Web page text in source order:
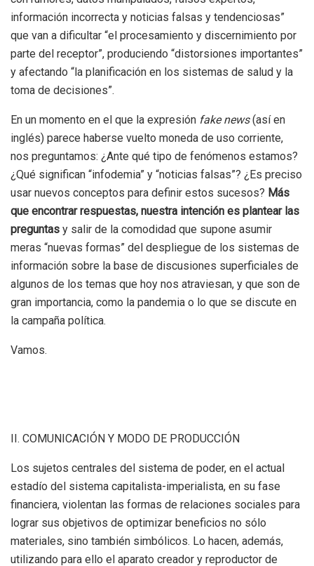
información incorrecta y noticias falsas y tendenciosas”
que van a dificultar “el procesamiento y discernimiento por
parte del receptor”, produciendo “distorsiones importantes”
y afectando “la planificación en los sistemas de salud y la
toma de decisiones”.
En un momento en el que la expresión fake news(así en
inglés) parece haberse vuelto moneda de uso corriente,
nos preguntamos: ¿Ante qué tipo de fenómenos estamos?
¿Qué significan “infodemia” y “noticias falsas”? ¿Es preciso
usar nuevos conceptos para definir estos sucesos? Más
que encontrar respuestas, nuestra intención es plantear las
preguntas y salir de la comodidad que supone asumir
meras “nuevas formas” del despliegue de los sistemas de
información sobre la base de discusiones superficiales de
algunos de los temas que hoy nos atraviesan, y que son de
gran importancia, como la pandemia o lo que se discute en
la campaña política.
Vamos.
II. COMUNICACIÓN Y MODO DE PRODUCCIÓN
Los sujetos centrales del sistema de poder, en el actual
estadío del sistema capitalista-imperialista, en su fase
financiera, violentan las formas de relaciones sociales para
lograr sus objetivos de optimizar beneficios no sólo
materiales, sino también simbólicos. Lo hacen, además,
utilizando para ello el aparato creador y reproductor de